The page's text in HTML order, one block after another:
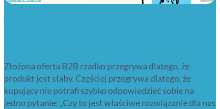
Złożona oferta B2B rzadko przegrywa dlatego, że
produkt jest słaby. Częściej przegrywa dlatego, że
kupujący nie potrafi szybko odpowiedzieć sobie na
jedno pytanie: „Czy to jest właściwe rozwiązanie dla nas